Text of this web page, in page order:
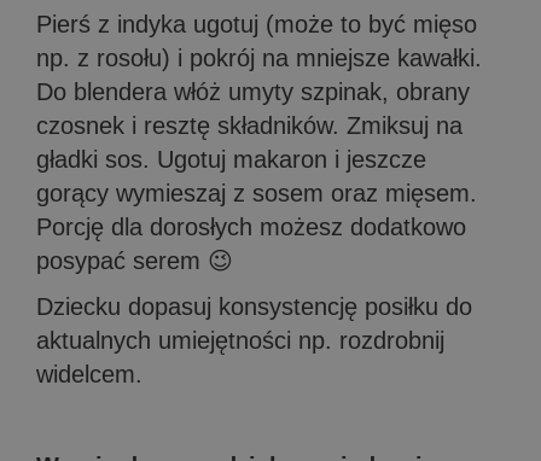
Pierś z indyka ugotuj (może to być mięso
np. z rosołu) i pokrój na mniejsze kawałki.
Do blendera włóż umyty szpinak, obrany
czosnek i resztę składników. Zmiksuj na
gładki sos. Ugotuj makaron i jeszcze
gorący wymieszaj z sosem oraz mięsem.
Porcję dla dorosłych możesz dodatkowo
posypać serem 😉
Dziecku dopasuj konsystencję posiłku do
aktualnych umiejętności np. rozdrobnij
widelcem.